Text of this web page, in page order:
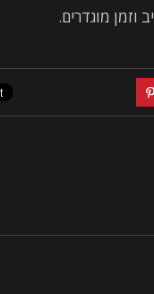
וזמן מוגדרים.